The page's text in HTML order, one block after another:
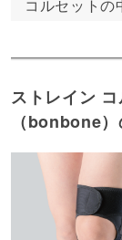
コルセットの
べにみさん 宮
4
試しに一つ、
て、これな
エクラン 大阪
ストレイン
（bonbone